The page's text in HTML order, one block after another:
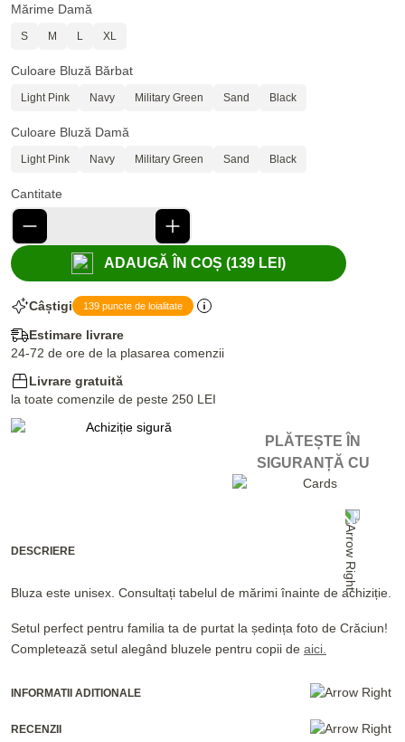
Mărime Damă
S M L XL
Culoare Bluză Bărbat
Light Pink Navy Military Green Sand Black
Culoare Bluză Damă
Light Pink Navy Military Green Sand Black
Cantitate
ADAUGĂ ÎN COȘ (139 LEI)
Câștigi 139 puncte de loialitate
Estimare livrare
24-72 de ore de la plasarea comenzii
Livrare gratuită
la toate comenzile de peste 250 LEI
PLĂTEȘTE ÎN
SIGURANȚĂ CU
DESCRIERE
Bluza este unisex. Consultați tabelul de mărimi înainte de achiziție.
Setul perfect pentru familia ta de purtat la ședința foto de Crăciun!
Completează setul alegând bluzele pentru copii de aici.
INFORMATII ADITIONALE
RECENZII